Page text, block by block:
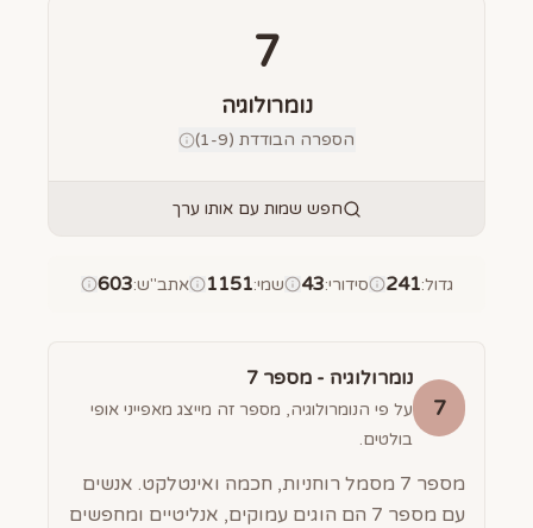
7
נומרולוגיה
הספרה הבודדת (1-9)
חפש שמות עם אותו ערך
גדול:
241 סידורי:
43 שמי:
1151 אתב"ש:
603
7
נומרולוגיה - מספר 7
על פי הנומרולוגיה, מספר זה מייצג מאפייני אופי
בולטים.
מספר 7 מסמל רוחניות, חכמה ואינטלקט. אנשים
עם מספר 7 הם הוגים עמוקים, אנליטיים ומחפשים